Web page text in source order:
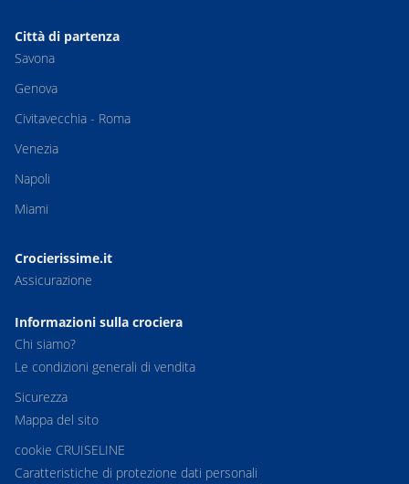
Città di partenza
Savona
Genova
Civitavecchia - Roma
Venezia
Napoli
Miami
Crocierissime.it
Assicurazione
Informazioni sulla crociera
Chi siamo?
Le condizioni generali di vendita
Sicurezza
Mappa del sito
cookie CRUISELINE
Caratteristiche di protezione dati personali